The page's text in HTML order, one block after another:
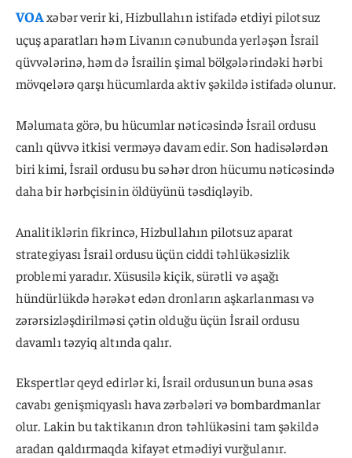
VOAxəbər verir ki, Hizbullahın istifadə etdiyi pilotsuz
uçuş aparatları həm Livanın cənubunda yerləşən İsrail
qüvvələrinə, həm də İsrailin şimal bölgələrindəki hərbi
mövqelərə qarşı hücumlarda aktiv şəkildə istifadə olunur.
Məlumata görə, bu hücumlar nəticəsində İsrail ordusu
canlı qüvvə itkisi verməyə davam edir. Son hadisələrdən
biri kimi, İsrail ordusu bu səhər dron hücumu nəticəsində
daha bir hərbçisinin öldüyünü təsdiqləyib.
Analitiklərin fikrincə, Hizbullahın pilotsuz aparat
strategiyası İsrail ordusu üçün ciddi təhlükəsizlik
problemi yaradır. Xüsusilə kiçik, sürətli və aşağı
hündürlükdə hərəkət edən dronların aşkarlanması və
zərərsizləşdirilməsi çətin olduğu üçün İsrail ordusu
davamlı təzyiq altında qalır.
Ekspertlər qeyd edirlər ki, İsrail ordusunun buna əsas
cavabı genişmiqyaslı hava zərbələri və bombardmanlar
olur. Lakin bu taktikanın dron təhlükəsini tam şəkildə
aradan qaldırmaqda kifayət etmədiyi vurğulanır.